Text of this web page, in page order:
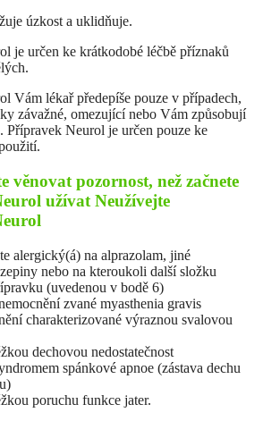
úzkost a uklidňuje.
je určen ke krátkodobé léčbě příznaků
Vám lékař předepíše pouze v případech,
závažné, omezující nebo Vám způsobují
Přípravek Neurol je určen pouze ke
věnovat pozornost, než začnete
užívat Neužívejte
alergický(á) na alprazolam, jiné
nebo na kteroukoli další složku
(uvedenou v bodě 6)
zvané myasthenia gravis
charakterizované výraznou svalovou
dechovou nedostatečnost
spánkové apnoe (zástava dechu
poruchu funkce jater.